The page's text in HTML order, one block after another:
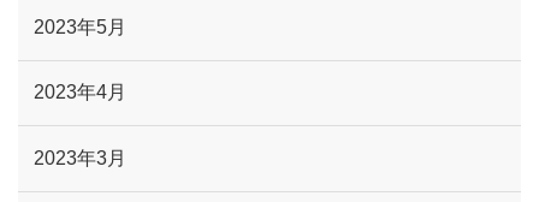
2023年5月
2023年4月
2023年3月